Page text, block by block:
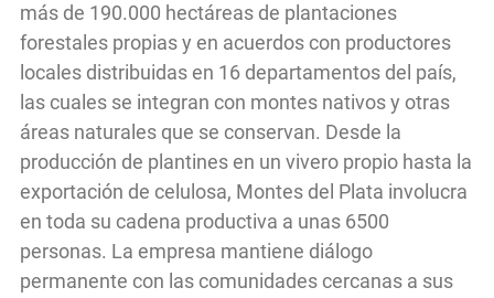
más de 190.000 hectáreas de plantaciones
forestales propias y en acuerdos con productores
locales distribuidas en 16 departamentos del país,
las cuales se integran con montes nativos y otras
áreas naturales que se conservan. Desde la
producción de plantines en un vivero propio hasta la
exportación de celulosa, Montes del Plata involucra
en toda su cadena productiva a unas 6500
personas. La empresa mantiene diálogo
permanente con las comunidades cercanas a sus